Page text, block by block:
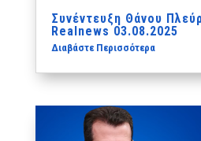
Συνέντευξη Θάνου
Realnews 03.08.2025
Διαβάστε Περισσότερα